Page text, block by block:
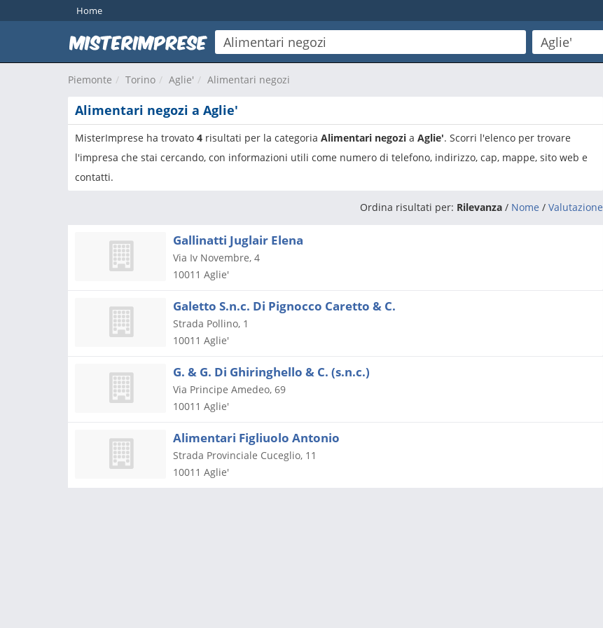
Home
Piemonte Torino Aglie' Alimentari negozi
Alimentari negozi a Aglie'
MisterImprese ha trovato 4 risultati per la categoria Alimentari negozi a Aglie'. Scorri l'elenco per trovare
l'impresa che stai cercando, con informazioni utili come numero di telefono, indirizzo, cap, mappe, sito web e
contatti.
Ordina risultati per: Rilevanza / Nome / Valutazione
Gallinatti Juglair Elena
Via Iv Novembre, 4
10011 Aglie'
Galetto S.n.c. Di Pignocco Caretto & C.
Strada Pollino, 1
10011 Aglie'
G. & G. Di Ghiringhello & C. (s.n.c.)
Via Principe Amedeo, 69
10011 Aglie'
Alimentari Figliuolo Antonio
Strada Provinciale Cuceglio, 11
10011 Aglie'